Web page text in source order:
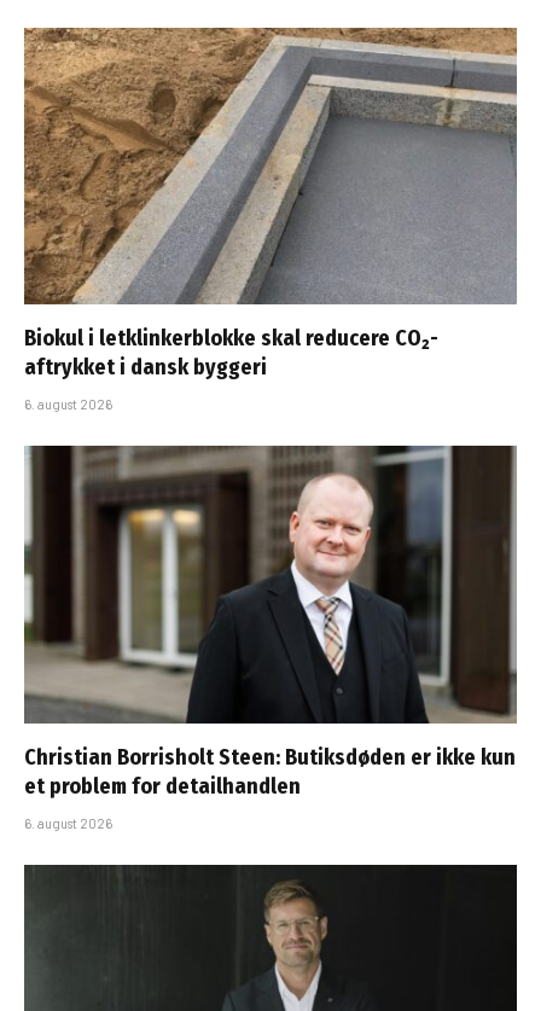
Biokul i letklinkerblokke skal reducere CO₂-
aftrykket i dansk byggeri
6. august 2026
Christian Borrisholt Steen: Butiksdøden er ikke kun
et problem for detailhandlen
6. august 2026